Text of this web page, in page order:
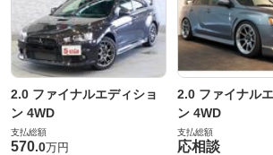
2.0 ファイナルエディショ
ン 4WD
支払総額
570.0万円
2.0 ファイナル
ン 4WD
支払総額
応相談